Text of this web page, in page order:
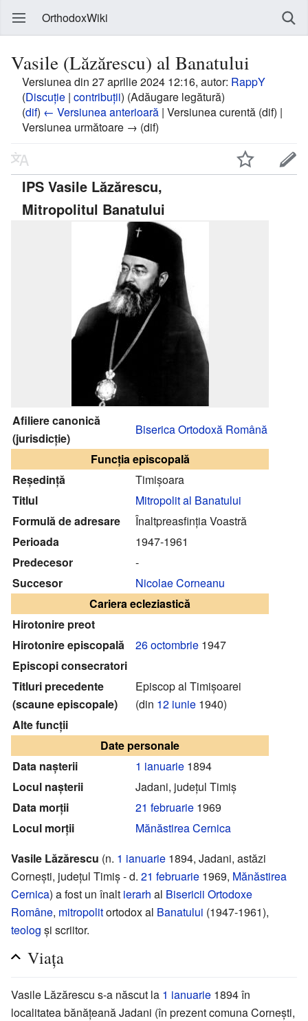
OrthodoxWiki
Vasile (Lăzărescu) al Banatului
Versiunea din 27 aprilie 2024 12:16, autor: RappY
(Discuție | contribuții) (Adăugare legătură)
(dif) ← Versiunea anterioară | Versiunea curentă (dif) |
Versiunea următoare → (dif)
IPS Vasile Lăzărescu,
Mitropolitul Banatului
Afiliere canonică
(jurisdicție)
Biserica Ortodoxă Română
Funcția episcopală
Reședință
Timișoara
Titlul
Mitropolit al Banatului
Formulă de adresare
Înaltpreasfinția Voastră
Perioada
1947-1961
Predecesor
-
Succesor
Nicolae Corneanu
Cariera ecleziastică
Hirotonire preot
Hirotonire episcopală
26 octombrie 1947
Episcopi consecratori
Titluri precedente
(scaune episcopale)
Episcop al Timișoarei
(din 12 iunie 1940)
Alte funcții
Date personale
Data nașterii
1 ianuarie 1894
Locul nașterii
Jadani, județul Timiș
Data morții
21 februarie 1969
Locul morții
Mănăstirea Cernica
Vasile Lăzărescu (n. 1 ianuarie 1894, Jadani, astăzi
Cornești, județul Timiș - d. 21 februarie 1969, Mănăstirea
Cernica) a fost un înalt ierarh al Bisericii Ortodoxe
Române, mitropolitortodox al Banatului (1947-1961),
teolog și scriitor.
Viața
Vasile Lăzărescu s-a născut la 1 ianuarie 1894 în
localitatea bănățeană Jadani (în prezent comuna Cornești,